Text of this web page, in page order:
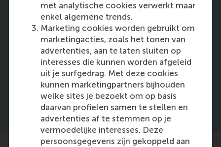
met analytische cookies verwerkt maar
enkel algemene trends.
Marketing cookies worden gebruikt om
marketingacties, zoals het tonen van
advertenties, aan te laten sluiten op
interesses die kunnen worden afgeleid
uit je surfgedrag. Met deze cookies
kunnen marketingpartners bijhouden
welke sites je bezoekt om op basis
daarvan profielen samen te stellen en
advertenties af te stemmen op je
vermoedelijke interesses. Deze
persoonsgegevens zijn gekoppeld aan
Je weet hoe je een design gedreven
organisatiecultuur kunt ontwikkelen
waarbij succesvolle (digitale) innovatie
hoog in het vaandel staat.
Je wordt een zelfverzekerde, ethische
en flexibele digitale innovator voor je
bedrijf.